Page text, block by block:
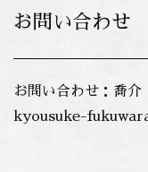
お問い合わせ
お問い合わせ：喬
kyousuke-